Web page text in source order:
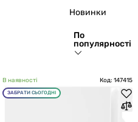
Новинки
По
популярності
В наявності Код: 147415
ЗАБРАТИ СЬОГОДНІ